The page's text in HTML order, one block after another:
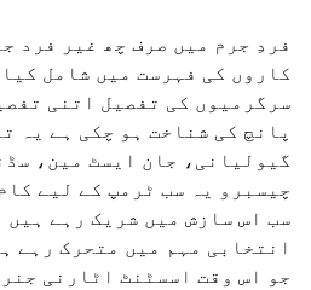
فردِ جرم میں صرف چھ غیر فرد
کاروں کی فہرست میں شامل
سرگرمیوں کی تفصیل اتنی
پانچ کی شناخت ہو چکی ہے یہ
گیولیانی، جان ایسٹ مین،
چیسبرو یہ سب ٹرمپ کے لیے
سب اس سازش میں شریک رہے ہیں
انتخابی مہم میں متحرک رہے
جو اس وقت اسسٹنٹ اٹارنی